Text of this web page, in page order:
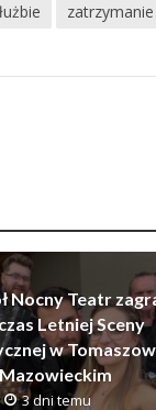
zatrzymanie
Nocny Teatr
Letniej Sceny
w
3 dni temu